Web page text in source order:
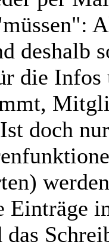
deshalb
die
doch
Einträge
das